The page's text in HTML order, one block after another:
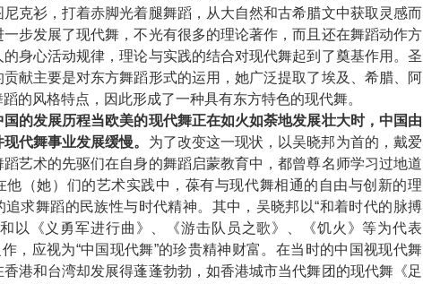
尼克衫，打着赤脚光着腿舞蹈，从大自然和古希腊文中获取灵感而
步发展了现代舞，不光有很多的理论著作，而且还在舞蹈动作方
身心活动规律，理论与实践的结合对现代舞起到了奠基作用。圣
献主要是对东方舞蹈形式的运用，她广泛提取了埃及、希腊、阿
的风格特点，因此形成了一种具有东方特色的现代舞。
的发展历程当欧美的现代舞正在如火如荼地发展壮大时，中国由
代舞事业发展缓慢。 为了改变这一现状，以吴晓邦为首的，戴爱
艺术的先驱们在自身的舞蹈启蒙教育中，都曾尊名师学习过地道
他（她）们的艺术实践中，葆有与现代舞相通的自由与创新的理
追求舞蹈的民族性与时代精神。其中，吴晓邦以“和着时代的脉搏
以《义勇军进行曲》、《游击队员之歌》、《饥火》等为代表
作，应视为“中国现代舞”的珍贵精神财富。在当时的中国视现代舞
港和台湾却发展得蓬蓬勃勃，如香港城市当代舞团的现代舞《足